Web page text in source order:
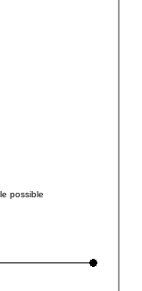
possible